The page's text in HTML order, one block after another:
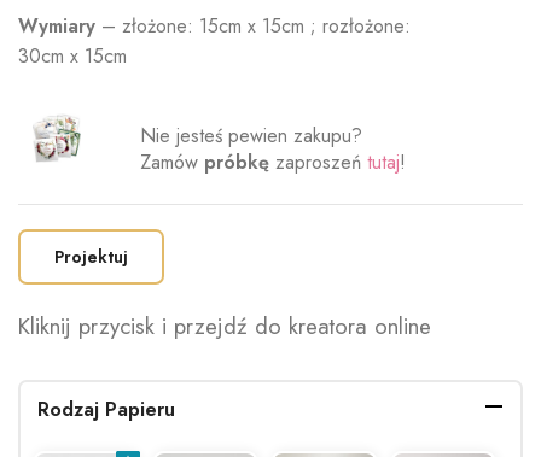
Wymiary – złożone: 15cm x 15cm ; rozłożone:
30cm x 15cm
Nie jesteś pewien zakupu?
Zamów próbkę zaproszeń tutaj!
Projektuj
Kliknij przycisk i przejdź do kreatora online
Rodzaj Papieru